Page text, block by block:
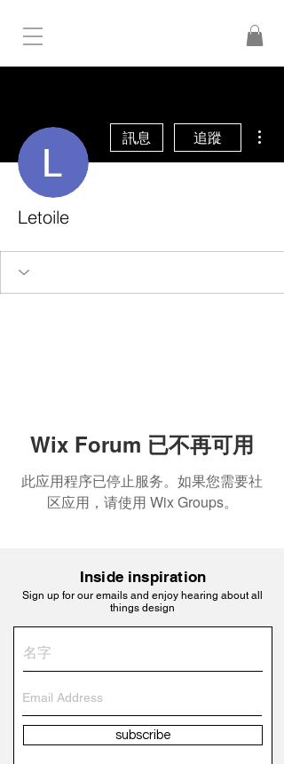
訊息 追蹤
Letoile
Wix Forum 已不再可用
此应用程序已停止服务。如果您需要社
区应用，请使用 Wix Groups。
Inside inspiration
Sign up for our emails and enjoy hearing about all
things design
subscribe